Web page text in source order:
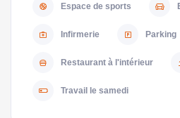
Espace de sports
Infirmerie Parking
Restaurant à l'intérieur
Travail le samedi